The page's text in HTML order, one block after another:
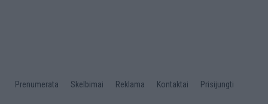
Desktop
Prenumerata Skelbimai Reklama Kontaktai Prisijungti